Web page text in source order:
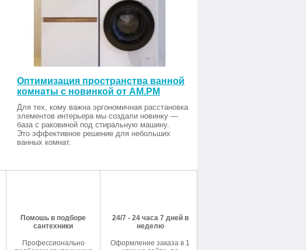
Оптимизация пространства ванной
комнаты с новинкой от AM.PM
Для тех, кому важна эргономичная расстановка
элементов интерьера мы создали новинку —
база с раковиной под стиральную машину.
Это эффективное решение для небольших
ванных комнат.
Помошь в подборе
сантехники
Профессионально
24/7 - 24 часа 7 дней в
неделю
Оформление заказа в 1